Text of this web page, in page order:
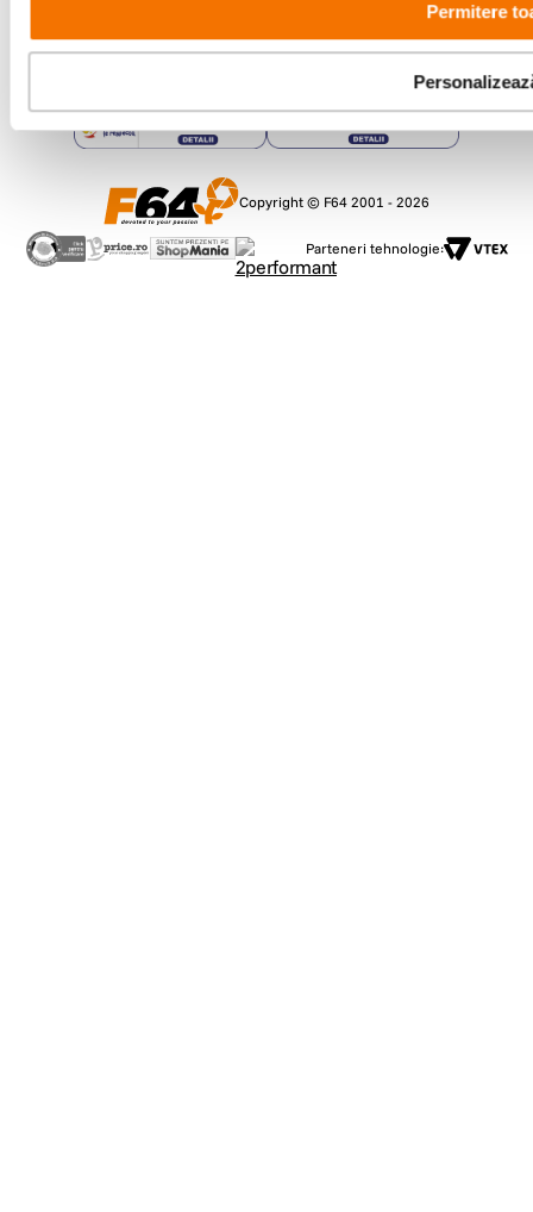
Permitere
Copyright © F64 2001 - 2026
Parteneri tehnologie: